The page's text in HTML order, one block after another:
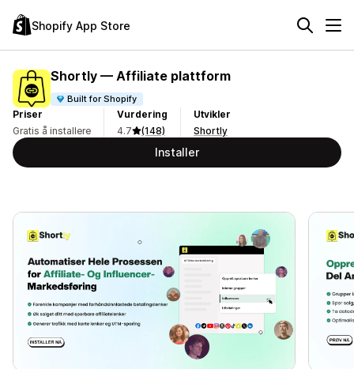
Shopify App Store
Shortly — Affiliate plattform
Built for Shopify
Priser
Gratis å installere
Vurdering
4.7
(148)
Utvikler
Shortly
Installer